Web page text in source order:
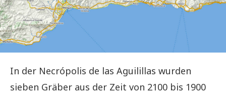
In der Necrópolis de las Aguilillas wurden
sieben Gräber aus der Zeit von 2100 bis 1900